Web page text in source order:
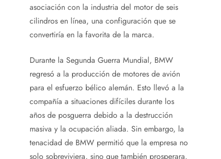
asociación con la industria del motor de seis
cilindros en línea, una configuración que se
convertiría en la favorita de la marca.
Durante la Segunda Guerra Mundial, BMW
regresó a la producción de motores de avión
para el esfuerzo bélico alemán. Esto llevó a la
compañía a situaciones difíciles durante los
años de posguerra debido a la destrucción
masiva y la ocupación aliada. Sin embargo, la
tenacidad de BMW permitió que la empresa no
solo sobreviviera, sino que también prosperara.